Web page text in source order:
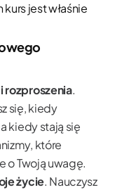
jest właśnie
rozproszenia.
się, kiedy
kiedy stają się
które
o Twoją uwagę.
życie. Nauczysz